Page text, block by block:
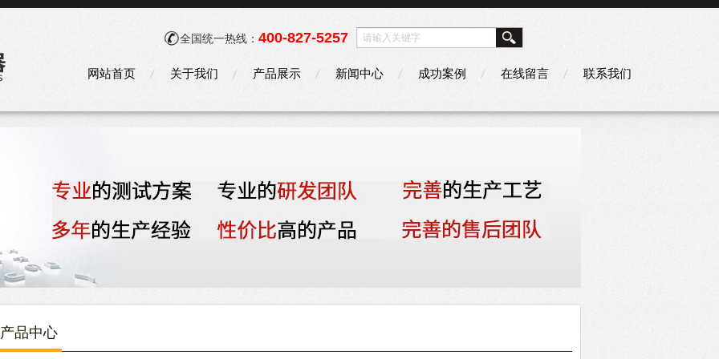
全国统一热线： 400-827-5257
网站首页 关于我们 产品展示 新闻中心 成功案例 在线留言 联系我们
产品中心